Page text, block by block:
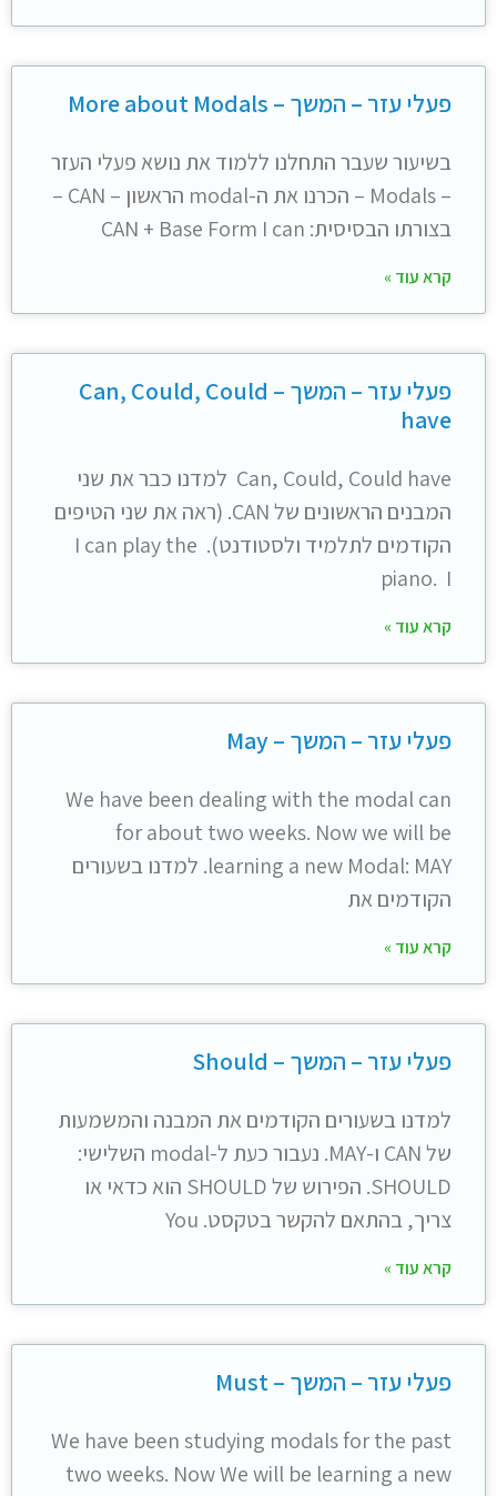
פעלי עזר – המשך – More about Modals
בשיעור שעבר התחלנו ללמוד את נושא פעלי העזר
– Modals – הכרנו את ה-modal הראשון – CAN –
בצורתו הבסיסית: CAN + Base Form I can
קרא עוד »
פעלי עזר – המשך – Can, Could, Could
have
Can, Could, Could have למדנו כבר את שני
המבנים הראשונים של CAN. (ראה את שני הטיפים
הקודמים לתלמיד ולסטודנט). I can play the
piano. I
קרא עוד »
פעלי עזר – המשך – May
We have been dealing with the modal can
for about two weeks. Now we will be
learning a new Modal: MAY. למדנו בשעורים
הקודמים את
קרא עוד »
פעלי עזר – המשך – Should
למדנו בשעורים הקודמים את המבנה והמשמעות
של CAN ו-MAY. נעבור כעת ל-modal השלישי:
SHOULD. הפירוש של SHOULD הוא כדאי או
צריך, בהתאם להקשר בטקסט. You
קרא עוד »
פעלי עזר – המשך – Must
We have been studying modals for the past
two weeks. Now We will be learning a new